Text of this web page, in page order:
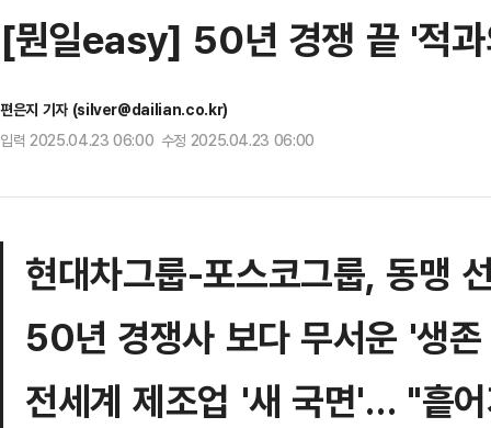
[뭔일easy] 50년 경쟁 끝 '적
편은지 기자 (silver@dailian.co.kr)
입력 2025.04.23 06:00 수정 2025.04.23 06:00
현대차그룹-포스코그룹, 동맹
50년 경쟁사 보다 무서운 '생
전세계 제조업 '새 국면'… "흩